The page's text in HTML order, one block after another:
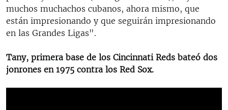
muchos muchachos cubanos, ahora mismo, que
están impresionando y que seguirán impresionando
en las Grandes Ligas".
Tany, primera base de los Cincinnati Reds bateó dos
jonrones en 1975 contra los Red Sox.